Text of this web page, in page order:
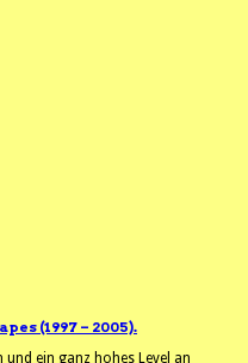
(1997 – 2005).
ein ganz hohes Level an